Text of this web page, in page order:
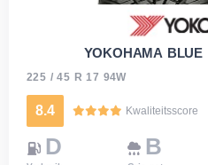
YOKOHAMA BLUE
225 / 45 R 17 94W
8.4 Kwaliteitsscore
D B